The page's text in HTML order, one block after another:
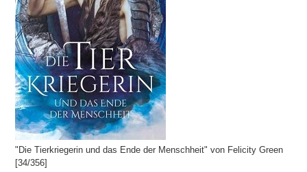
"Die Tierkriegerin und das Ende der Menschheit" von Felicity Green
[34/356]